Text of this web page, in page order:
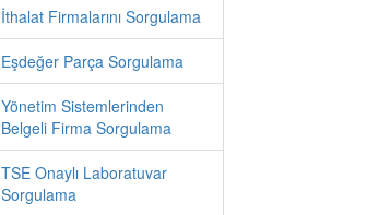
İthalat Firmalarını Sorgulama
Eşdeğer Parça Sorgulama
Yönetim Sistemlerinden
Belgeli Firma Sorgulama
TSE Onaylı Laboratuvar
Sorgulama